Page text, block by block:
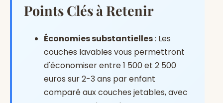
Points Clés à Retenir
Économies substantielles: Les
couches lavables vous permettront
d'économiser entre 1 500 et 2 500
euros sur 2-3 ans par enfant
comparé aux couches jetables, avec